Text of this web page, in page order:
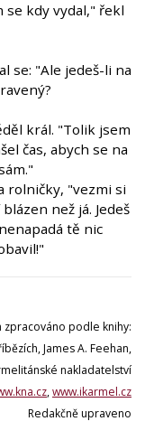
se kdy vydal," řekl
se: "Ale jedeš-li na
král. "Tolik jsem
čas, abych se na
rolničky, "vezmi si
než já. Jedeš
tě nic
zpracováno podle knihy:
James A. Feehan,
nakladatelství
,www.ikarmel.cz
Redakčně upraveno